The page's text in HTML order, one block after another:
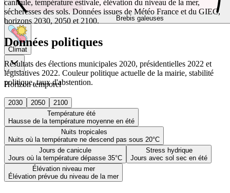
Brebis galeuses
Climat
Horizon temporel
2030 2050
2100
Température été
Hausse de la température moyenne en été
Nuits tropicales
Nuits où la température ne descend pas sous 20°C
Jours de canicule
Jours où la température dépasse 35°C
Stress hydrique
Jours avec sol sec en été
Élévation niveau mer
Élévation prévue du niveau de la mer
canicule, température estivale, élévation du niveau de la mer,
sécheresses des sols. Données issues de Météo France et du GIEC,
horizons 2030, 2050 et 2100.
Données politiques
Résultats des élections municipales 2020, présidentielles 2022 et
législatives 2022. Couleur politique actuelle de la mairie, stabilité
politique, taux d'abstention.